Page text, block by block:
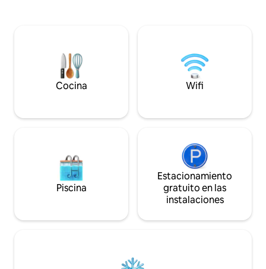
impresionante bañera de hidromasaje
privada. Dispone de dos dormitorios y
dos baños en suite. Detalles de lujo en
huevos de
bienvenida.
Falabella, y a
Cocina Wifi
Piscina
Estacionamiento
gratuito en las
instalaciones